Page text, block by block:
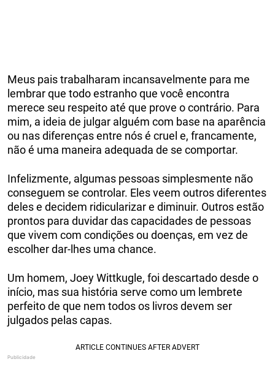
Meus pais trabalharam incansavelmente para me
lembrar que todo estranho que você encontra
merece seu respeito até que prove o contrário. Para
mim, a ideia de julgar alguém com base na aparência
ou nas diferenças entre nós é cruel e, francamente,
não é uma maneira adequada de se comportar.
Infelizmente, algumas pessoas simplesmente não
conseguem se controlar. Eles veem outros diferentes
deles e decidem ridicularizar e diminuir. Outros estão
prontos para duvidar das capacidades de pessoas
que vivem com condições ou doenças, em vez de
escolher dar-lhes uma chance.
Um homem, Joey Wittkugle, foi descartado desde o
início, mas sua história serve como um lembrete
perfeito de que nem todos os livros devem ser
julgados pelas capas.